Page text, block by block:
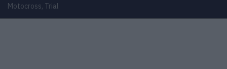
Motocross, Trial